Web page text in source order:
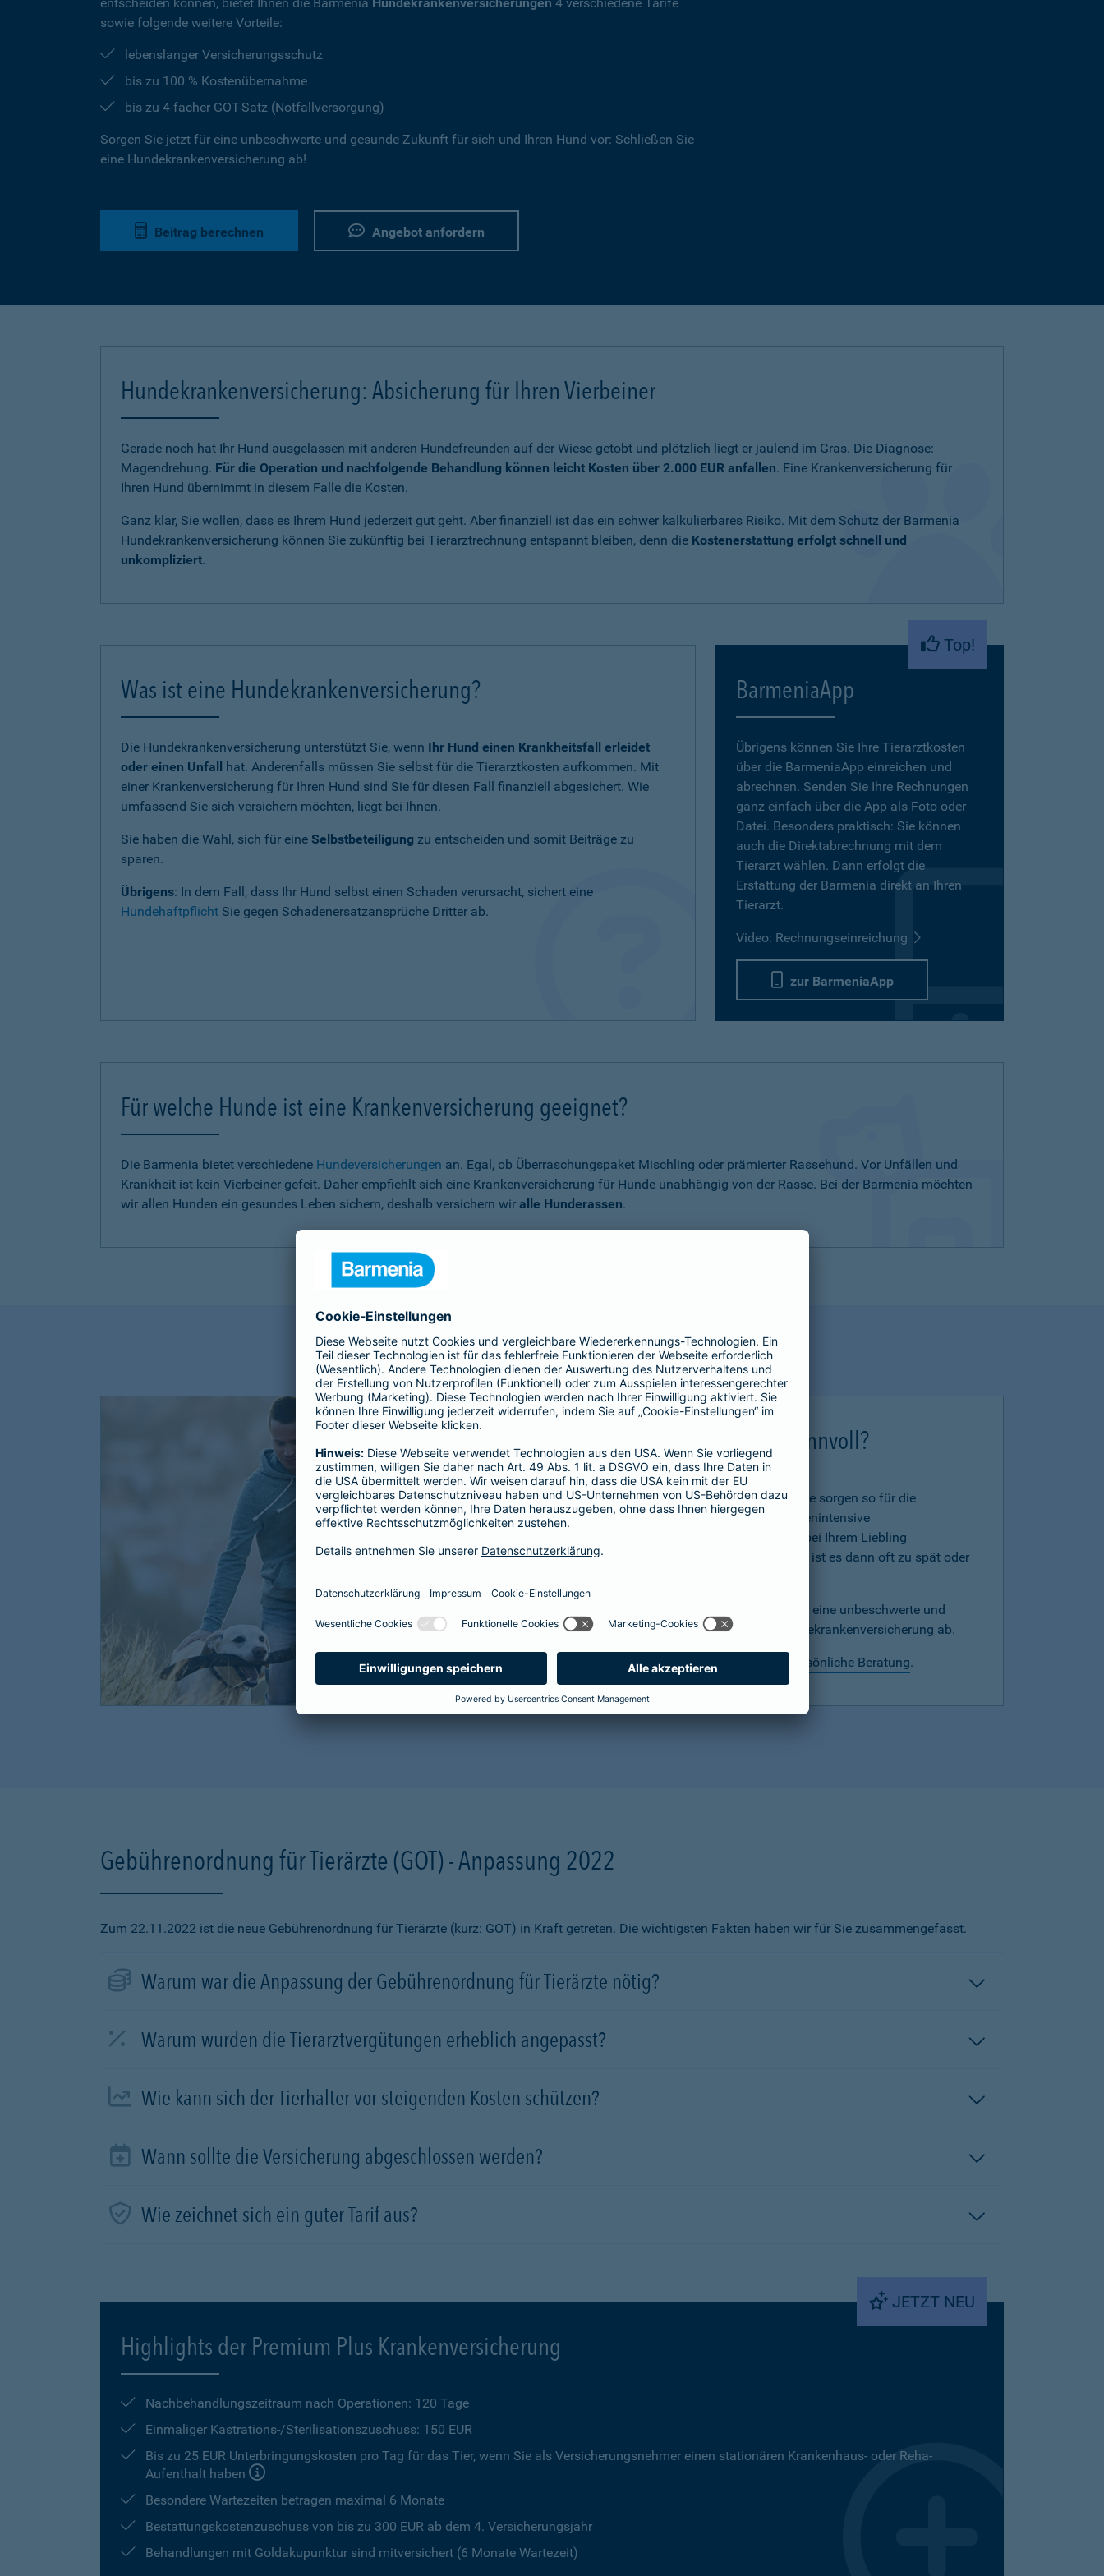
sowie folgende weitere Vorteile:
lebenslanger Versicherungsschutz
bis zu 100 % Kostenübernahme
bis zu 4-facher GOT-Satz (Notfallversorgung)
Sorgen Sie jetzt für eine unbeschwerte und gesunde Zukunft für sich und Ihren Hund vor: Schließen Sie
eine Hundekrankenversicherung ab!
Beitrag berechnen Angebot anfordern
Hundekrankenversicherung: Absicherung für Ihren Vierbeiner
Gerade noch hat Ihr Hund ausgelassen mit anderen Hundefreunden auf der Wiese getobt und plötzlich liegt er jaulend im Gras. Die Diagnose:
Magendrehung. Für die Operation und nachfolgende Behandlung können leicht Kosten über 2.000 EUR anfallen. Eine Krankenversicherung für
Ihren Hund übernimmt in diesem Falle die Kosten.
Ganz klar, Sie wollen, dass es Ihrem Hund jederzeit gut geht. Aber finanziell ist das ein schwer kalkulierbares Risiko. Mit dem Schutz der Barmenia
Hundekrankenversicherung können Sie zukünftig bei Tierarztrechnung entspannt bleiben, denn die Kostenerstattung erfolgt schnell und
unkompliziert.
Was ist eine Hundekrankenversicherung?
Die Hundekrankenversicherung unterstützt Sie, wenn Ihr Hund einen Krankheitsfall erleidet
oder einen Unfall hat. Anderenfalls müssen Sie selbst für die Tierarztkosten aufkommen. Mit
einer Krankenversicherung für Ihren Hund sind Sie für diesen Fall finanziell abgesichert. Wie
umfassend Sie sich versichern möchten, liegt bei Ihnen.
Sie haben die Wahl, sich für eine Selbstbeteiligung zu entscheiden und somit Beiträge zu
sparen.
Übrigens: In dem Fall, dass Ihr Hund selbst einen Schaden verursacht, sichert eine
Hundehaftpflicht Sie gegen Schadenersatzansprüche Dritter ab.
Top!
BarmeniaApp
Übrigens können Sie Ihre Tierarztkosten
über die BarmeniaApp einreichen und
abrechnen. Senden Sie Ihre Rechnungen
ganz einfach über die App als Foto oder
Datei. Besonders praktisch: Sie können
auch die Direktabrechnung mit dem
Tierarzt wählen. Dann erfolgt die
Erstattung der Barmenia direkt an Ihren
Tierarzt.
Video: Rechnungseinreichung
zur BarmeniaApp
Für welche Hunde ist eine Krankenversicherung geeignet?
Die Barmenia bietet verschiedene Hundeversicherungen an. Egal, ob Überraschungspaket Mischling oder prämierter Rassehund. Vor Unfällen und
Krankheit ist kein Vierbeiner gefeit. Daher empfiehlt sich eine Krankenversicherung für Hunde unabhängig von der Rasse. Bei der Barmenia möchten
wir allen Hunden ein gesundes Leben sichern, deshalb versichern wir alle Hunderassen.
Wann ist eine Hundekrankenversicherung sinnvoll?
Der Abschluss einer Krankenversicherung lohnt sich immer, denn Sie sorgen so für die
Gesundheit Ihres Hundes vor. Mit zunehmendem Alter werden kostenintensive
Alterserscheinungen wie Grauer Star, Arthrose oder Zahnprobleme bei Ihrem Liebling
wahrscheinlicher. Für den Abschluss einer Tierkrankenversicherung ist es dann oft zu spät oder
Sorgen Sie als Hundehalterin oder Hundehalter lieber rechtzeitig für eine unbeschwerte und
gesunde Zukunft für Ihr Tier und sichern Sie es jetzt mit einer Hundekrankenversicherung ab.
Benötigen Sie weitere Informationen? Dann empfehlen wir eine persönliche Beratung.
Gebührenordnung für Tierärzte (GOT) - Anpassung 2022
Zum 22.11.2022 ist die neue Gebührenordnung für Tierärzte (kurz: GOT) in Kraft getreten. Die wichtigsten Fakten haben wir für Sie zusammengefasst.
Warum war die Anpassung der Gebührenordnung für Tierärzte nötig?
Warum wurden die Tierarztvergütungen erheblich angepasst?
Wie kann sich der Tierhalter vor steigenden Kosten schützen?
Wann sollte die Versicherung abgeschlossen werden?
Wie zeichnet sich ein guter Tarif aus?
JETZT NEU
Highlights der Premium Plus Krankenversicherung
Nachbehandlungszeitraum nach Operationen: 120 Tage
Einmaliger Kastrations-/Sterilisationszuschuss: 150 EUR
Bis zu 25 EUR Unterbringungskosten pro Tag für das Tier, wenn Sie als Versicherungsnehmer einen stationären Krankenhaus- oder Reha-
Aufenthalt haben
Besondere Wartezeiten betragen maximal 6 Monate
Bestattungskostenzuschuss von bis zu 300 EUR ab dem 4. Versicherungsjahr
Behandlungen mit Goldakupunktur sind mitversichert (6 Monate Wartezeit)